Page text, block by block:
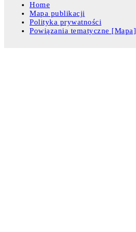
Home
Mapa publikacji
Polityka prywatności
Powiązania tematyczne [Mapa]